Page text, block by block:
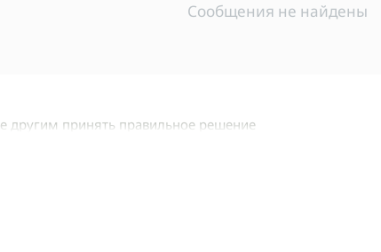
Сообщения не найдены
другим принять правильное решение